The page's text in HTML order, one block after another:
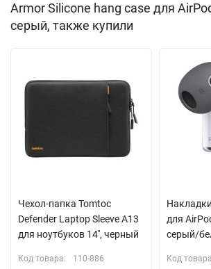
Противоскользящее покрытие
Не препятствует беспроводной зарядке
Простая установка
силикон
Armor Silicone hang case для
серый, также купили
Чехол-папка Tomtoc
Defender Laptop Sleeve A13
для ноутбуков 14'', черный
Код товара: 110-886
для
серый/
Код